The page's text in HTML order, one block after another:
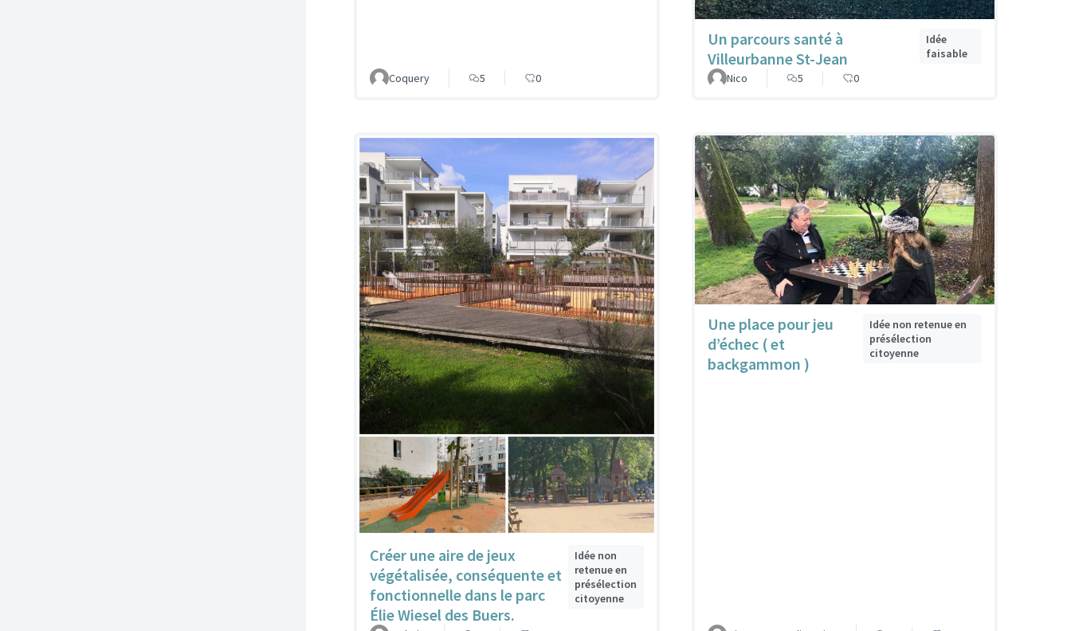
Coquery 5 0
Un parcours santé à
Villeurbanne St-Jean
Idée
faisable
Nico
5 0
Créer une aire de jeux
végétalisée, conséquente et
fonctionnelle dans le parc
Élie Wiesel des Buers.
Idée non
retenue en
présélection
citoyenne
Une place pour jeu
d’échec ( et
backgammon )
Idée non retenue en
présélection
citoyenne